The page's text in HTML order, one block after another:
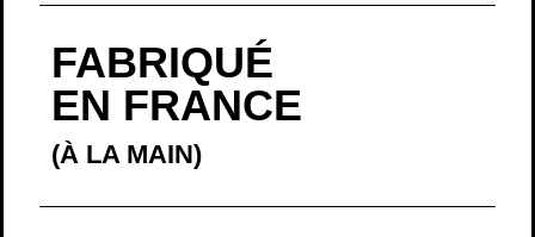
FABRIQUÉ
EN FRANCE
(À LA MAIN)